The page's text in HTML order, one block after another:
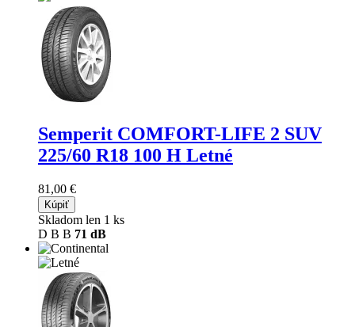
Semperit COMFORT-LIFE 2 SUV
225/60 R18 100 H Letné
81,00 €
Kúpiť
Skladom len 1 ks
D B B 71 dB